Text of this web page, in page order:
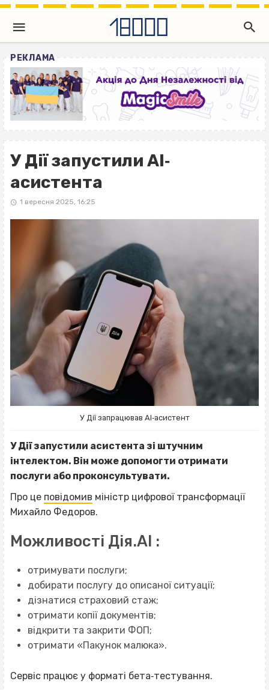
РЕКЛАМА
У Дії запустили АІ‐
асистента
1 вересня 2025, 16:25
У Дії запрацював АІ‐асистент
У Діїзапустили асистента зі штучним
інтелектом. Він може допомогти отримати
послуги або проконсультувати.
Про це повідомив міністр цифрової трансформації
Михайло Федоров.
Можливості Дія.АІ :
отримувати послуги;
добирати послугу до описаної ситуації;
дізнатися страховий стаж;
отримати копії документів;
відкрити та закрити ФОП;
отримати «Пакунок малюка».
Сервіс працює у форматі бета‐тестування.